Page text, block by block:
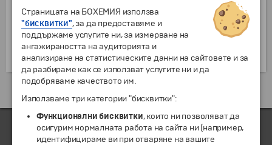
изключителна морска кухня и местни вина.
Благодарение на удобното си разположение,
градът е отлична отправна точка за екскурзии до
Римини, Сан Марино, Урбино, Асколи Пичено,
Лорето и Пезаро.
Страницата на БОХЕМИЯ използва
"бисквитки", за да предоставяме и
поддържаме услугите ни, за измерване на
ангажираността на аудиторията и
анализиране на статистическите данни на сайтовете и за
да разбираме как се използват услугите ни и да
подобряваме качеството им.
Използваме три категории "бисквитки":
Функционални бисквитки, които ни позволяват да
осигурим нормалната работа на сайта ни (например,
идентифицираме ви при отваряне на вашите